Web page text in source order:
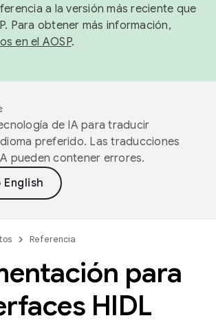
a la versión más reciente que
Para obtener más información,
en el AOSP.
de IA para traducir
preferido. Las traducciones
pueden contener errores.
Referencia
para
HIDL